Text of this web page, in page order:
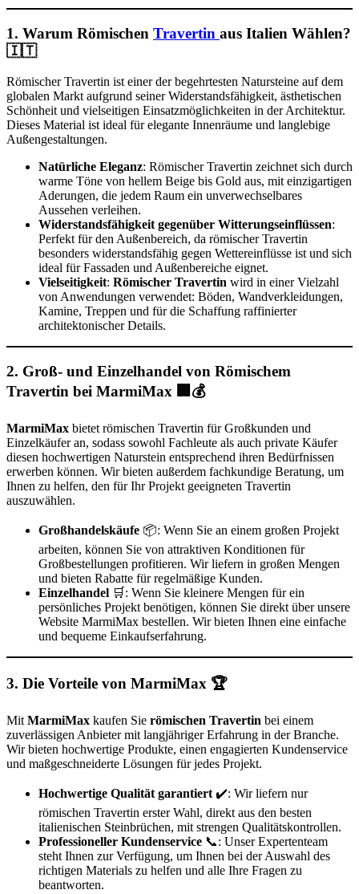
1. Warum Römischen Travertin aus Italien Wählen?
🇮🇹
Römischer Travertin ist einer der begehrtesten Natursteine auf dem
globalen Markt aufgrund seiner Widerstandsfähigkeit, ästhetischen
Schönheit und vielseitigen Einsatzmöglichkeiten in der Architektur.
Dieses Material ist ideal für elegante Innenräume und langlebige
Außengestaltungen.
Natürliche Eleganz: Römischer Travertin zeichnet sich durch
warme Töne von hellem Beige bis Gold aus, mit einzigartigen
Aderungen, die jedem Raum ein unverwechselbares
Aussehen verleihen.
Widerstandsfähigkeit gegenüber Witterungseinflüssen:
Perfekt für den Außenbereich, da römischer Travertin
besonders widerstandsfähig gegen Wettereinflüsse ist und sich
ideal für Fassaden und Außenbereiche eignet.
Vielseitigkeit: Römischer Travertin wird in einer Vielzahl
von Anwendungen verwendet: Böden, Wandverkleidungen,
Kamine, Treppen und für die Schaffung raffinierter
architektonischer Details.
2. Groß- und Einzelhandel von Römischem
Travertin bei MarmiMax 🏢💰
MarmiMax bietet römischen Travertin für Großkunden und
Einzelkäufer an, sodass sowohl Fachleute als auch private Käufer
diesen hochwertigen Naturstein entsprechend ihren Bedürfnissen
erwerben können. Wir bieten außerdem fachkundige Beratung, um
Ihnen zu helfen, den für Ihr Projekt geeigneten Travertin
auszuwählen.
Großhandelskäufe 📦: Wenn Sie an einem großen Projekt
arbeiten, können Sie von attraktiven Konditionen für
Großbestellungen profitieren. Wir liefern in großen Mengen
und bieten Rabatte für regelmäßige Kunden.
Einzelhandel 🛒: Wenn Sie kleinere Mengen für ein
persönliches Projekt benötigen, können Sie direkt über unsere
Website MarmiMax bestellen. Wir bieten Ihnen eine einfache
und bequeme Einkaufserfahrung.
3. Die Vorteile von MarmiMax 🏆
Mit MarmiMax kaufen Sie römischen Travertin bei einem
zuverlässigen Anbieter mit langjähriger Erfahrung in der Branche.
Wir bieten hochwertige Produkte, einen engagierten Kundenservice
und maßgeschneiderte Lösungen für jedes Projekt.
Hochwertige Qualität garantiert ✔️: Wir liefern nur
römischen Travertin erster Wahl, direkt aus den besten
italienischen Steinbrüchen, mit strengen Qualitätskontrollen.
Professioneller Kundenservice 📞: Unser Expertenteam
steht Ihnen zur Verfügung, um Ihnen bei der Auswahl des
richtigen Materials zu helfen und alle Ihre Fragen zu
beantworten.